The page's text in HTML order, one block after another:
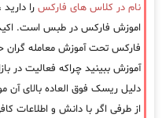
نام در کلاس های فارکس را
اموزش فارکس در طبس است. اکیدا
فارکس تحت آموزش معامله گران
آموزش ببینید چراکه فعالیت در
دلیل ریسک فوق العاده بالای
از طرفی اگر با دانش و اطلاعات